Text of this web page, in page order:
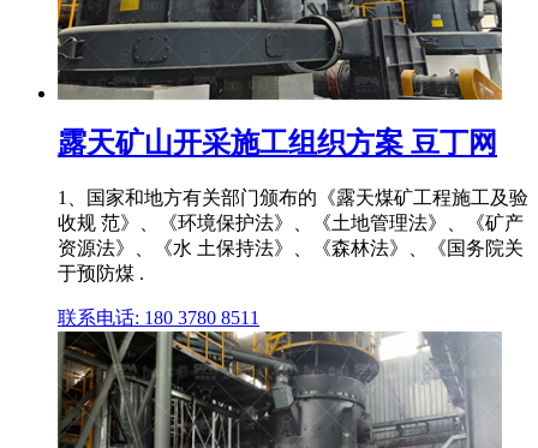
露天矿山开采施工组织方案 豆丁网
1、国家和地方有关部门颁布的《露天煤矿工程施工及验
收规 范》、《环境保护法》、《土地管理法》、《矿产
资源法》、《水 土保持法》、《森林法》、《国务院关
于预防煤 .
联系电话: 180 3780 8511